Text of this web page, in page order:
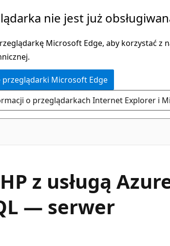
nie jest już
Microsoft Edge, aby korzystać z
przeglądarki Microsoft Edge
o przeglądarkach Internet Explorer i
z usługą
— serwer